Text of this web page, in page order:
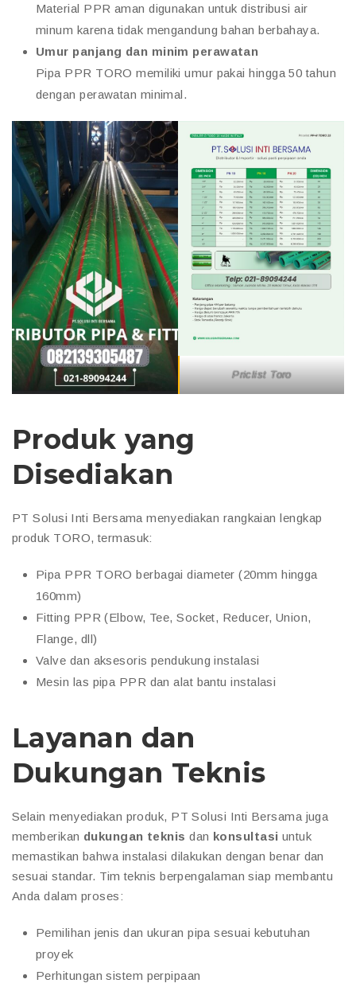
Material PPR aman digunakan untuk distribusi air
minum karena tidak mengandung bahan berbahaya.
Umur panjang dan minim perawatan
Pipa PPR TORO memiliki umur pakai hingga 50 tahun
dengan perawatan minimal.
Priclist Toro
Produk yang
Disediakan
PT Solusi Inti Bersama menyediakan rangkaian lengkap
produk TORO, termasuk:
Pipa PPR TORO berbagai diameter (20mm hingga
160mm)
Fitting PPR (Elbow, Tee, Socket, Reducer, Union,
Flange, dll)
Valve dan aksesoris pendukung instalasi
Mesin las pipa PPR dan alat bantu instalasi
Layanan dan
Dukungan Teknis
Selain menyediakan produk, PT Solusi Inti Bersama juga
memberikan dukungan teknis dan konsultasi untuk
memastikan bahwa instalasi dilakukan dengan benar dan
sesuai standar. Tim teknis berpengalaman siap membantu
Anda dalam proses:
Pemilihan jenis dan ukuran pipa sesuai kebutuhan
proyek
Perhitungan sistem perpipaan